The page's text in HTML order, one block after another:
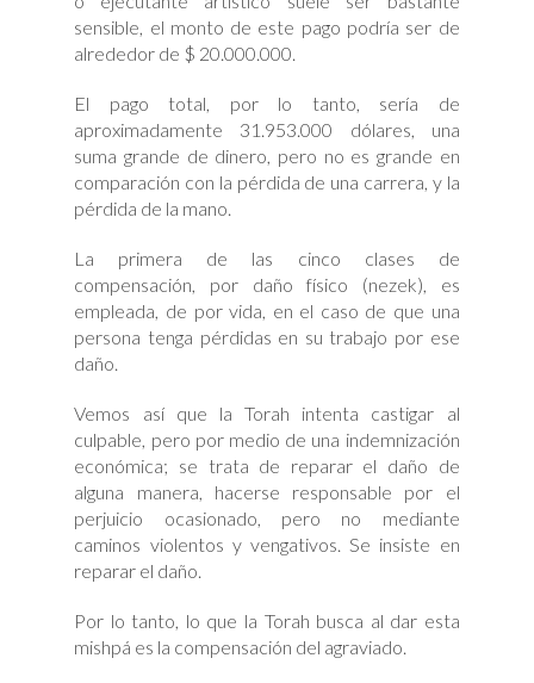
sensible, el monto de este pago podría ser de
alrededor de $ 20.000.000.
El pago total, por lo tanto, sería de
aproximadamente 31.953.000 dólares, una
suma grande de dinero, pero no es grande en
comparación con la pérdida de una carrera, y la
pérdida de la mano.
La primera de las cinco clases de
compensación, por daño físico (nezek), es
empleada, de por vida, en el caso de que una
persona tenga pérdidas en su trabajo por ese
daño.
Vemos así que la Torah intenta castigar al
culpable, pero por medio de una indemnización
económica; se trata de reparar el daño de
alguna manera, hacerse responsable por el
perjuicio ocasionado, pero no mediante
caminos violentos y vengativos. Se insiste en
reparar el daño.
Por lo tanto, lo que la Torah busca al dar esta
mishpá es la compensación del agraviado.